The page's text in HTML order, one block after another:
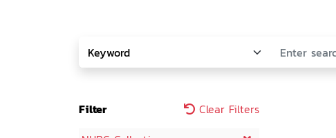
Filter
Clear Filters